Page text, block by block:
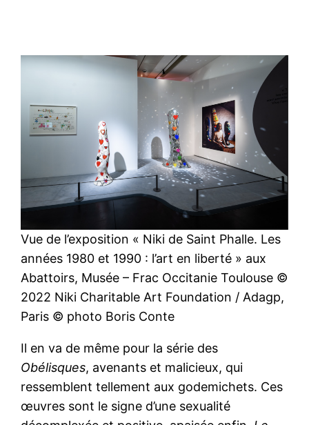
Vue de l’exposition « Niki de Saint Phalle. Les
années 1980 et 1990 : l’art en liberté » aux
Abattoirs, Musée – Frac Occitanie Toulouse ©
2022 Niki Charitable Art Foundation / Adagp,
Paris © photo Boris Conte
Il en va de même pour la série des
Obélisques, avenants et malicieux, qui
ressemblent tellement aux godemichets. Ces
œuvres sont le signe d’une sexualité